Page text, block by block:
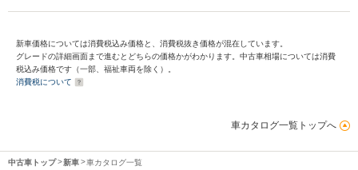
新車価格については消費税込み価格と、消費税抜き価格が混在しています。
グレードの詳細画面まで進むとどちらの価格かがわかります。中古車相場については消費
税込み価格です（一部、福祉車両を除く）。
消費税について
車カタログ一覧トップへ
中古車トップ 新車 車カタログ一覧